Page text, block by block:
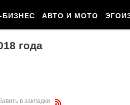
АВТО И МОТО
года
в закладки